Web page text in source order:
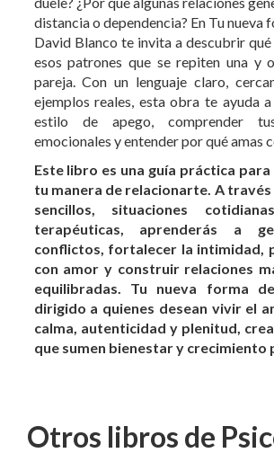
pareja. Con un lenguaje claro,
ejemplos reales, esta obra te ayuda
estilo de apego, comprender
emocionales y entender por qué amas
Este libro es una guía práctica
tu manera de relacionarte. A
sencillos, situaciones
conflictos, fortalecer la intimidad,
con amor y construir relaciones
equilibradas. Tu nueva forma
dirigido a quienes desean vivir el
calma, autenticidad y plenitud,
que sumen bienestar y crecimiento
Otros libros de